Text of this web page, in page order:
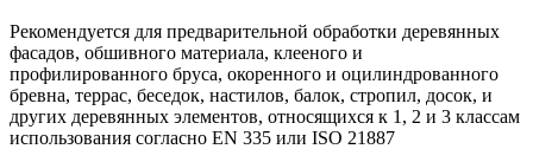
Рекомендуется для предварительной обработки деревянных
фасадов, обшивного материала, клееного и
профилированного бруса, окоренного и оцилиндрованного
бревна, террас, беседок, настилов, балок, стропил, досок, и
других деревянных элементов, относящихся к 1, 2 и 3 классам
использования согласно EN 335 или ISO 21887